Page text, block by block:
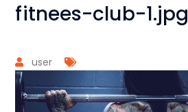
fitnees-club-1.jpg
user